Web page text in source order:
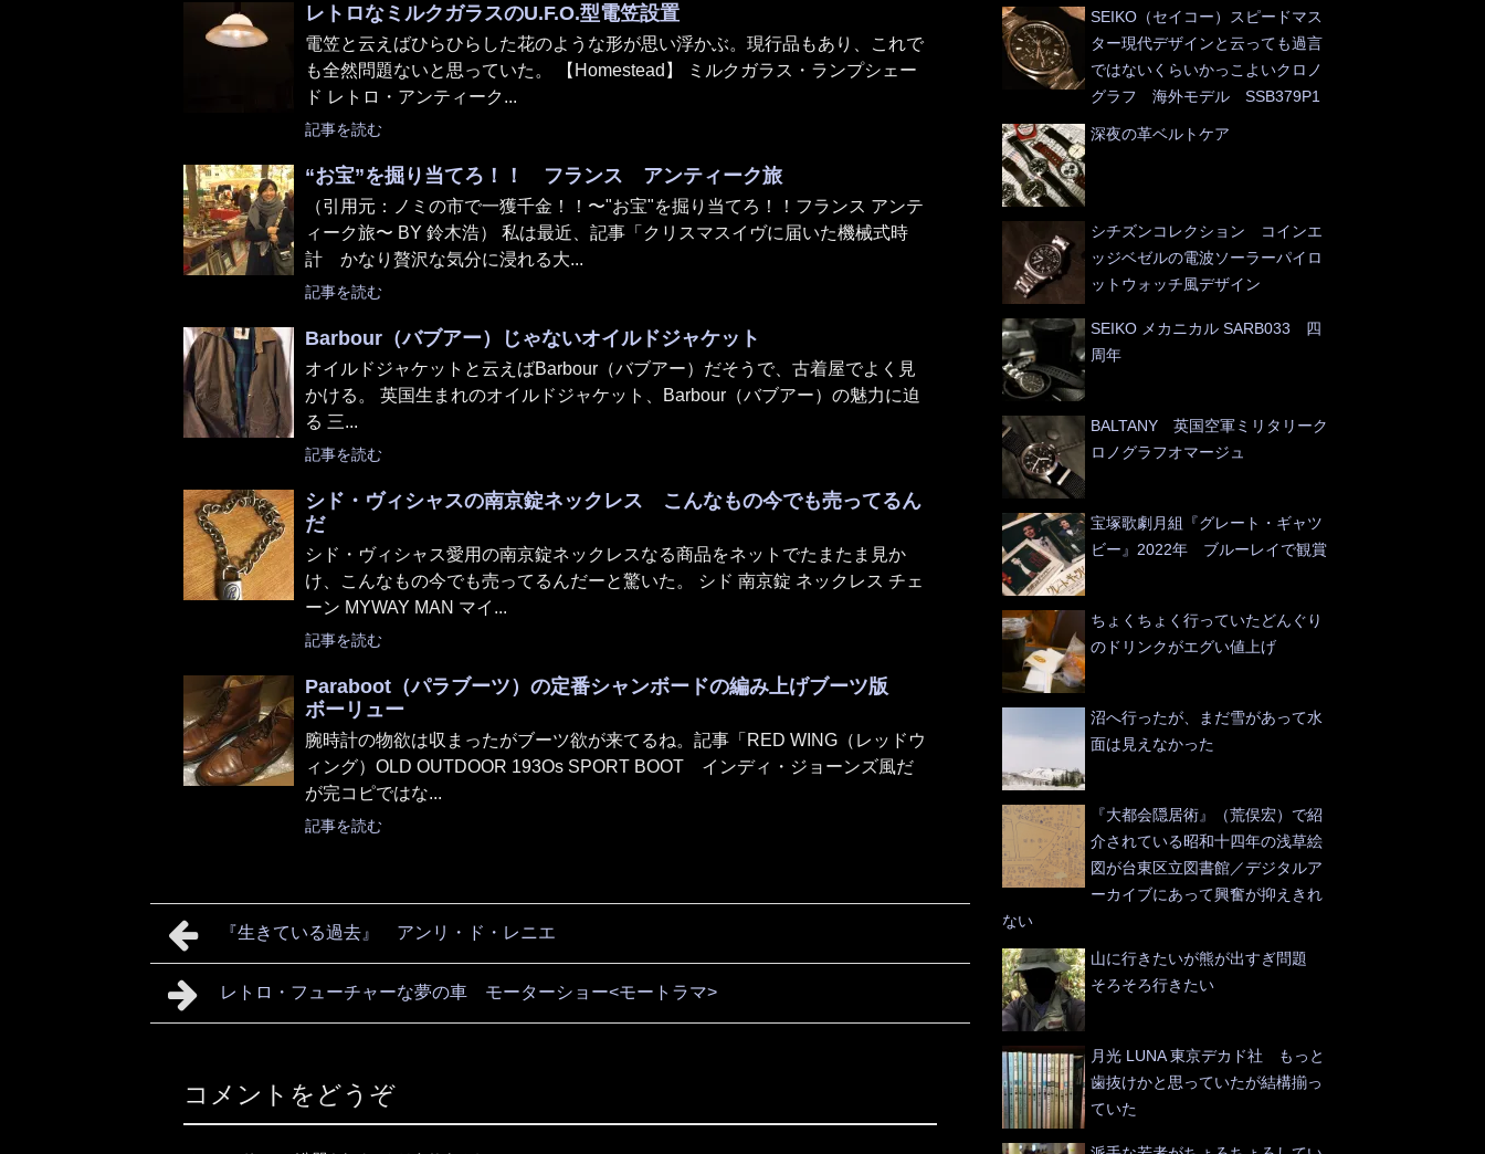
レトロなミルクガラスのU.F.O.型電笠設置
電笠と云えばひらひらした花のような形が思い浮かぶ。現行品もあり、これで
も全然問題ないと思っていた。 【Homestead】 ミルクガラス・ランプシェー
ド レトロ・アンティーク...
記事を読む
“お宝”を掘り当てろ！！ フランス アンティーク旅
（引用元：ノミの市で一獲千金！！〜"お宝"を掘り当てろ！！フランス アンテ
ィーク旅〜 BY 鈴木浩） 私は最近、記事「クリスマスイヴに届いた機械式時
計 かなり贅沢な気分に浸れる大...
記事を読む
Barbour（バブアー）じゃないオイルドジャケット
オイルドジャケットと云えばBarbour（バブアー）だそうで、古着屋でよく見
かける。 英国生まれのオイルドジャケット、Barbour（バブアー）の魅力に迫
る 三...
記事を読む
シド・ヴィシャスの南京錠ネックレス こんなもの今でも売ってるん
だ
シド・ヴィシャス愛用の南京錠ネックレスなる商品をネットでたまたま見か
け、こんなもの今でも売ってるんだーと驚いた。 シド 南京錠 ネックレス チェ
ーン MYWAY MAN マイ...
記事を読む
Paraboot（パラブーツ）の定番シャンボードの編み上げブーツ版
ボーリュー
腕時計の物欲は収まったがブーツ欲が来てるね。記事「RED WING（レッドウ
ィング）OLD OUTDOOR 193Os SPORT BOOT インディ・ジョーンズ風だ
が完コピではな...
記事を読む
『生きている過去』 アンリ・ド・レニエ
レトロ・フューチャーな夢の車 モーターショー<モートラマ>
コメントをどうぞ
SEIKO（セイコー）スピードマス
ター現代デザインと云っても過言
ではないくらいかっこよいクロノ
グラフ 海外モデル SSB379P1
深夜の革ベルトケア
シチズンコレクション コインエ
ッジベゼルの電波ソーラーパイロ
ットウォッチ風デザイン
SEIKO メカニカル SARB033 四
周年
BALTANY 英国空軍ミリタリーク
ロノグラフオマージュ
宝塚歌劇月組『グレート・ギャツ
ビー』2022年 ブルーレイで観賞
ちょくちょく行っていたどんぐり
のドリンクがエグい値上げ
沼へ行ったが、まだ雪があって水
面は見えなかった
『大都会隠居術』（荒俣宏）で紹
介されている昭和十四年の浅草絵
図が台東区立図書館／デジタルア
ーカイブにあって興奮が抑えきれ
ない
山に行きたいが熊が出すぎ問題
そろそろ行きたい
月光 LUNA 東京デカド社 もっと
歯抜けかと思っていたが結構揃っ
ていた